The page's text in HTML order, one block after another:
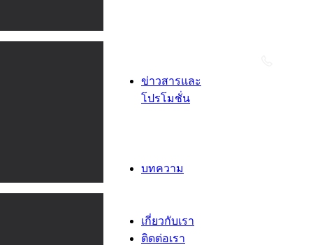
ข่าวสารและ
โปรโมชั่น
บทความ
เกี่ยวกับเรา
ติดต่อเรา